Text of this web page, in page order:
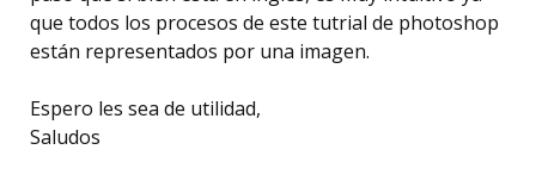
que todos los procesos de este tutrial de photoshop
están representados por una imagen.
Espero les sea de utilidad,
Saludos